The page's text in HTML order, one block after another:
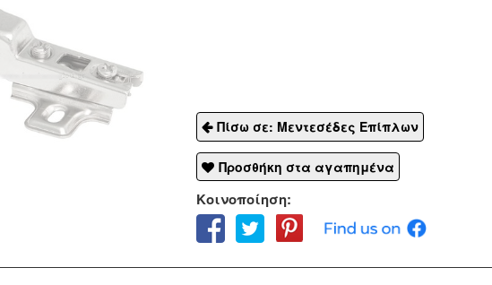
Πίσω σε: Μεντεσέδες Επίπλων
Προσθήκη στα αγαπημένα
Κοινοποίηση: